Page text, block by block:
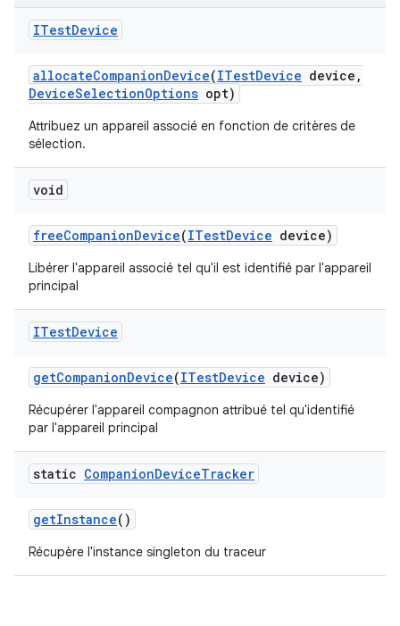
ITestDevice
allocateCompanionDevice(ITestDevice device ,
DeviceSelectionOptions opt)
Attribuez un appareil associé en fonction de critères de
sélection.
void
freeCompanionDevice(ITestDevice device)
Libérer l'appareil associé tel qu'il est identifié par l'appareil
principal
ITestDevice
getCompanionDevice(ITestDevice device)
Récupérer l'appareil compagnon attribué tel qu'identifié
par l'appareil principal
static CompanionDeviceTracker
getInstance()
Récupère l'instance singleton du traceur